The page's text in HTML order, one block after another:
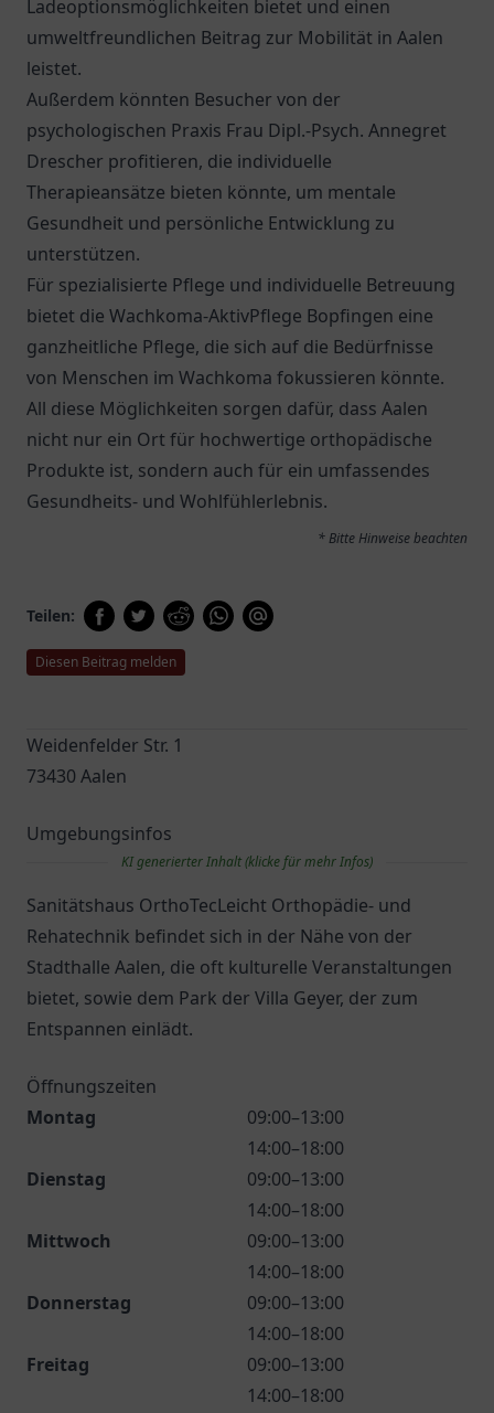
Ladeoptionsmöglichkeiten bietet und einen
umweltfreundlichen Beitrag zur Mobilität in Aalen
leistet.
Außerdem könnten Besucher von der
psychologischen Praxis Frau Dipl.-Psych. Annegret
Drescher profitieren, die individuelle
Therapieansätze bieten könnte, um mentale
Gesundheit und persönliche Entwicklung zu
unterstützen.
Für spezialisierte Pflege und individuelle Betreuung
bietet die Wachkoma-AktivPflege Bopfingen eine
ganzheitliche Pflege, die sich auf die Bedürfnisse
von Menschen im Wachkoma fokussieren könnte.
All diese Möglichkeiten sorgen dafür, dass Aalen
nicht nur ein Ort für hochwertige orthopädische
Produkte ist, sondern auch für ein umfassendes
Gesundheits- und Wohlfühlerlebnis.
* Bitte Hinweise beachten
Teilen:
Diesen Beitrag melden
Weidenfelder Str. 1
73430 Aalen
Umgebungsinfos
KI generierter Inhalt (klicke für mehr Infos)
Sanitätshaus OrthoTecLeicht Orthopädie- und
Rehatechnik befindet sich in der Nähe von der
Stadthalle Aalen, die oft kulturelle Veranstaltungen
bietet, sowie dem Park der Villa Geyer, der zum
Entspannen einlädt.
Öffnungszeiten
Montag
09:00–13:00
14:00–18:00
Dienstag
09:00–13:00
14:00–18:00
Mittwoch
09:00–13:00
14:00–18:00
Donnerstag
09:00–13:00
14:00–18:00
Freitag
09:00–13:00
14:00–18:00